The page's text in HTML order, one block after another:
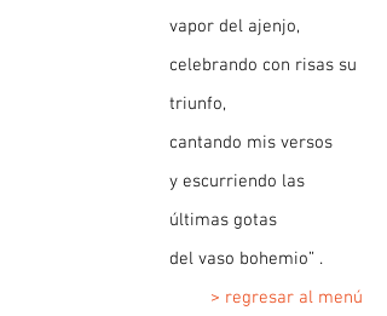
vapor del ajenjo,
celebrando con risas su
triunfo,
cantando mis versos
y escurriendo las
últimas gotas
del vaso bohemio” .
> regresar al menú